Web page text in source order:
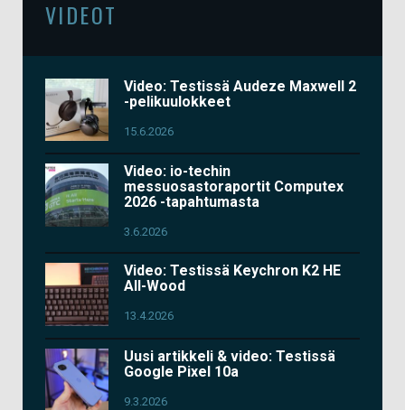
VIDEOT
Video: Testissä Audeze Maxwell 2
-pelikuulokkeet
15.6.2026
Video: io-techin
messuosastoraportit Computex
2026 -tapahtumasta
3.6.2026
Video: Testissä Keychron K2 HE
All-Wood
13.4.2026
Uusi artikkeli & video: Testissä
Google Pixel 10a
9.3.2026